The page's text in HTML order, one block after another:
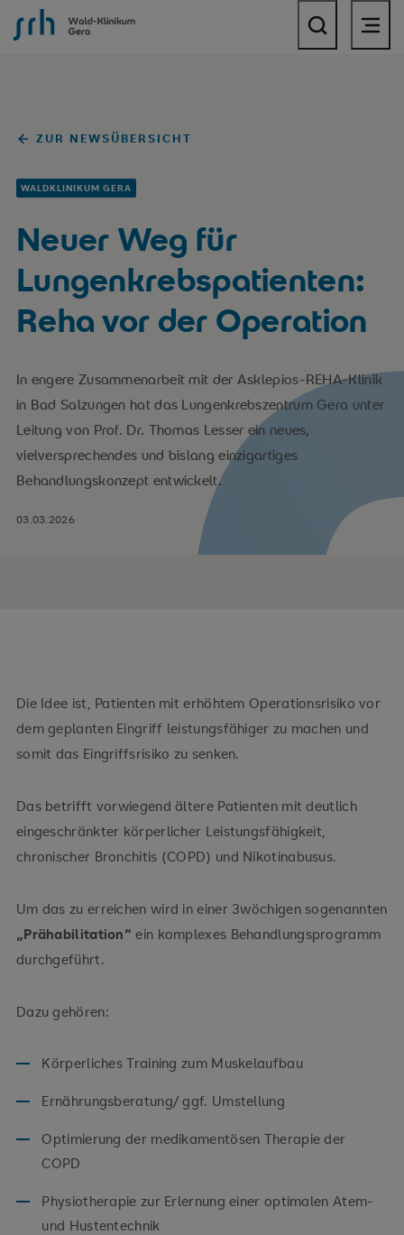
SRH Wald-Klinikum Gera
ZUR NEWSÜBERSICHT
WALDKLINIKUM GERA
Neuer Weg für
Lungenkrebspatienten:
Reha vor der Operation
In engere Zusammenarbeit mit der Asklepios-REHA-Klinik
in Bad Salzungen hat das Lungenkrebszentrum Gera unter
Leitung von Prof. Dr. Thomas Lesser ein neues,
vielversprechendes und bislang einzigartiges
Behandlungskonzept entwickelt.
03.03.2026
Die Idee ist, Patienten mit erhöhtem Operationsrisiko vor
dem geplanten Eingriff leistungsfähiger zu machen und
somit das Eingriffsrisiko zu senken.
Das betrifft vorwiegend ältere Patienten mit deutlich
eingeschränkter körperlicher Leistungsfähigkeit,
chronischer Bronchitis (COPD) und Nikotinabusus.
Um das zu erreichen wird in einer 3wöchigen sogenannten
„Prähabilitation“ ein komplexes Behandlungsprogramm
durchgeführt.
Dazu gehören:
Körperliches Training zum Muskelaufbau
Ernährungsberatung/ ggf. Umstellung
Optimierung der medikamentösen Therapie der
COPD
Physiotherapie zur Erlernung einer optimalen Atem-
und Hustentechnik